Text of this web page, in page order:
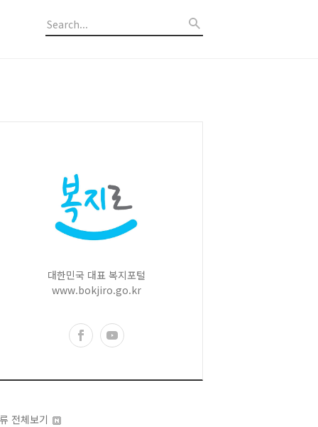
대한민국 대표 복지포털
www.bokjiro.go.kr
전체보기